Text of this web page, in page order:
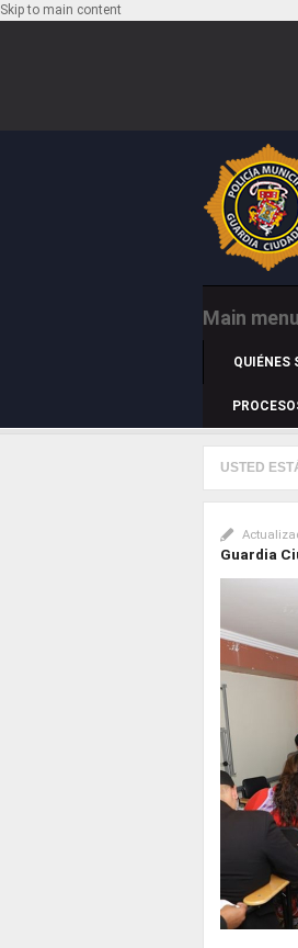
Skip to main content
Main menu
QUIÉNES
USTED
Guardia